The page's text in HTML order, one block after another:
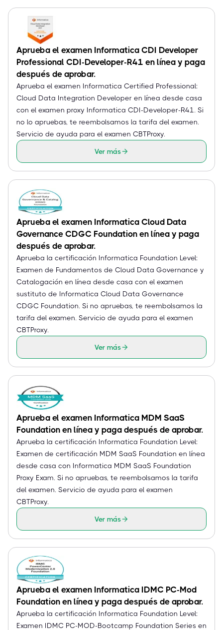
Aprueba el examen Informatica CDI Developer
Professional CDI-Developer-R41 en línea y paga
después de aprobar.
Aprueba el examen Informatica Certified Professional:
Cloud Data Integration Developer en línea desde casa
con el examen proxy Informatica CDI-Developer-R41. Si
no lo apruebas, te reembolsamos la tarifa del examen.
Servicio de ayuda para el examen CBTProxy.
Ver más
Aprueba el examen Informatica Cloud Data
Governance CDGC Foundation en línea y paga
después de aprobar.
Aprueba la certificación Informatica Foundation Level:
Examen de Fundamentos de Cloud Data Governance y
Catalogación en línea desde casa con el examen
sustituto de Informatica Cloud Data Governance
CDGC Foundation. Si no apruebas, te reembolsamos la
tarifa del examen. Servicio de ayuda para el examen
CBTProxy.
Ver más
Aprueba el examen Informatica MDM SaaS
Foundation en línea y paga después de aprobar.
Aprueba la certificación Informatica Foundation Level:
Examen de certificación MDM SaaS Foundation en línea
desde casa con Informatica MDM SaaS Foundation
Proxy Exam. Si no apruebas, te reembolsamos la tarifa
del examen. Servicio de ayuda para el examen
CBTProxy.
Ver más
Aprueba el examen Informatica IDMC PC-Mod
Foundation en línea y paga después de aprobar.
Aprueba la certificación Informatica Foundation Level:
Examen IDMC PC-MOD-Bootcamp Foundation Series en